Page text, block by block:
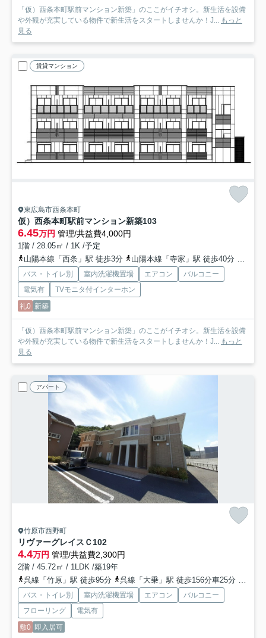
「仮）西条本町駅前マンション新築」のここがイチオシ。新生活を設備
や外観が充実している物件で新生活をスタートしませんか！J... もっと
見る
賃貸マンション
東広島市西条本町
仮）西条本町駅前マンション新築103
6.45万円 管理/共益費4,000円
1階 / 28.05㎡ / 1K /予定
山陽本線「西条」駅 徒歩3分
山陽本線「寺家」駅 徒歩40分 山陽
バス・トイレ別 室内洗濯機置場 エアコン
バルコニー
電気有
TVモニタ付インターホン
礼0 新築
「仮）西条本町駅前マンション新築」のここがイチオシ。新生活を設備
や外観が充実している物件で新生活をスタートしませんか！J... もっと
見る
アパート
竹原市西野町
リヴァーグレイスＣ102
4.4万円 管理/共益費2,300円
2階 / 45.72㎡ / 1LDK /築19年
呉線「竹原」駅 徒歩95分
呉線「大乗」駅 徒歩156分車25分 12.4km
バス・トイレ別 室内洗濯機置場 エアコン
バルコニー
フローリング
電気有
敷0 即入居可